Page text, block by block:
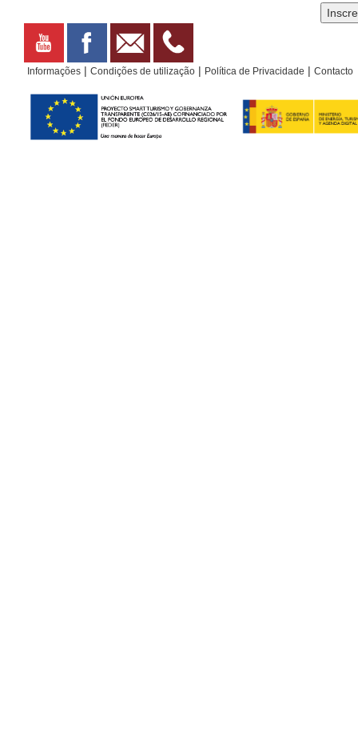
no que foram os antigos arrabaldes da cidade. É
conhecida como “El Llano”. Seu projeto é...
Informações | Condições de utilização | Política de Privacidade | Contacto